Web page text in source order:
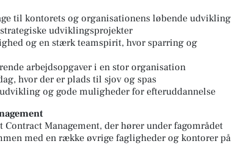
til kontorets og organisationens løbende udvikling
udviklingsprojekter
og en stærk teamspirit, hvor sparring og
arbejdsopgaver i en stor organisation
hvor der er plads til sjov og spas
og gode muligheder for efteruddannelse
Management, der hører under fagområdet
med en række øvrige fagligheder og kontorer på